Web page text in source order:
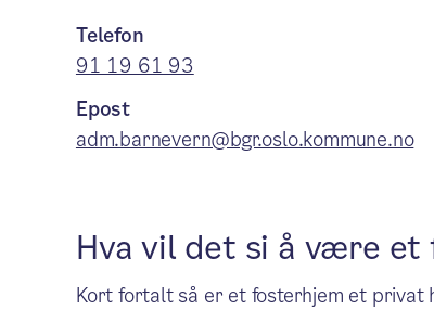
Telefon
91 19 61 93
Epost
adm.barnevern@bgr.oslo.kommune.no
Hva vil det si å være et
Kort fortalt så er et fosterhjem et privat